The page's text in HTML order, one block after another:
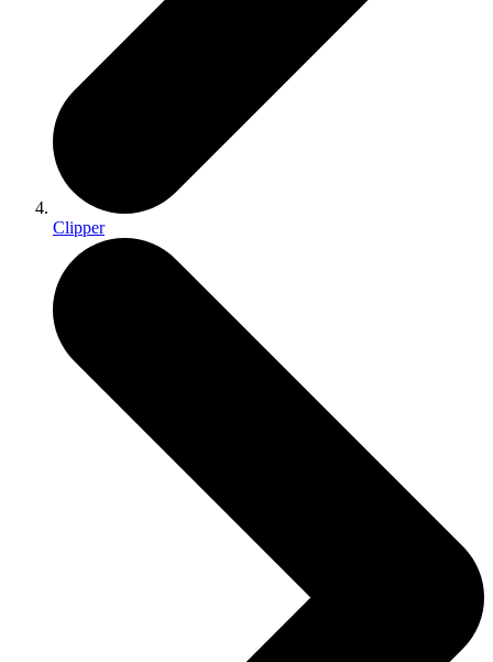
Clipper